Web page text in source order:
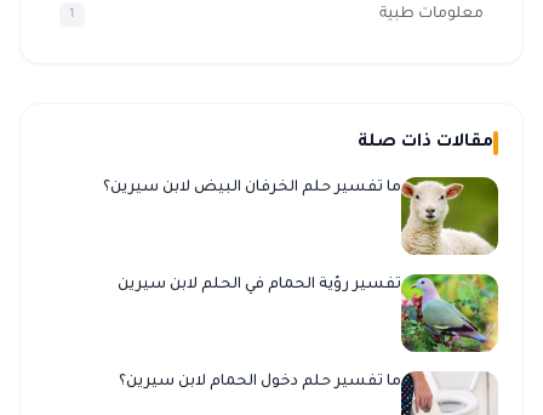
معلومات طبية 1
مقالات ذات صلة
ما تفسير حلم الخرفان البيض لابن سيرين؟
تفسير رؤية الحمام في الحلم لابن سيرين
ما تفسير حلم دخول الحمام لابن سيرين؟